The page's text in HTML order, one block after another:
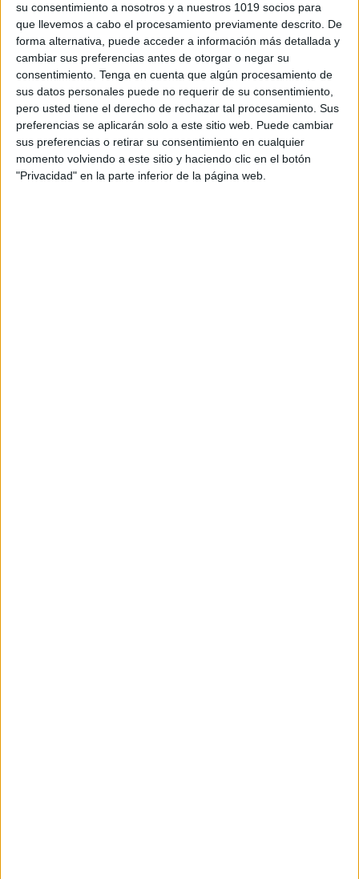
su consentimiento a nosotros y a nuestros 1019 socios para
que llevemos a cabo el procesamiento previamente descrito. De
forma alternativa, puede acceder a información más detallada y
cambiar sus preferencias antes de otorgar o negar su
consentimiento. Tenga en cuenta que algún procesamiento de
sus datos personales puede no requerir de su consentimiento,
pero usted tiene el derecho de rechazar tal procesamiento. Sus
preferencias se aplicarán solo a este sitio web. Puede cambiar
sus preferencias o retirar su consentimiento en cualquier
momento volviendo a este sitio y haciendo clic en el botón
"Privacidad" en la parte inferior de la página web.